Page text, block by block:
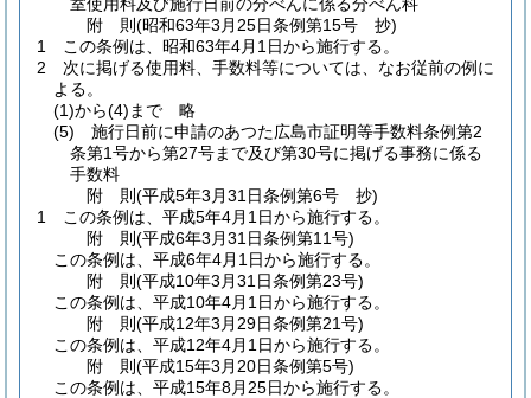
附 則(昭和63年3月25日条例第15号 抄)
1
この条例は、昭和63年4月1日から施行する。
2
次に掲げる使用料、手数料等については、なお従前の例に
よる。
(1)から(4)まで
略
(5)
施行日前に申請のあつた広島市証明等手数料条例第2
条第1号から第27号まで及び第30号に掲げる事務に係る
手数料
附 則(平成5年3月31日条例第6号 抄)
1
この条例は、平成5年4月1日から施行する。
附 則(平成6年3月31日条例第11号)
この条例は、平成6年4月1日から施行する。
附 則(平成10年3月31日条例第23号)
この条例は、平成10年4月1日から施行する。
附 則(平成12年3月29日条例第21号)
この条例は、平成12年4月1日から施行する。
附 則(平成15年3月20日条例第5号)
この条例は、平成15年8月25日から施行する。